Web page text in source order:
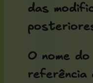
das
O nome
referência